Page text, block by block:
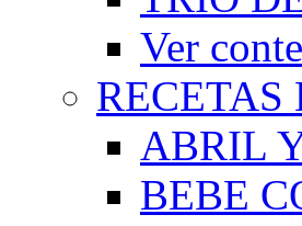
Ver
RECETAS
ABRIL
BEBE